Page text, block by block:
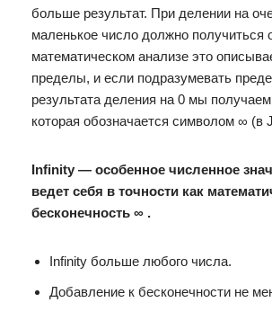
больше результат. При делении на
маленькое число должно получиться
математическом анализе это
пределы, и если подразумевать
результата деления на 0 мы
которая обозначается символом ∞ (в
Infinity — особенное численное
ведет себя в точности как
бесконечность ∞ .
Infinity больше любого числа.
Добавление к бесконечности не